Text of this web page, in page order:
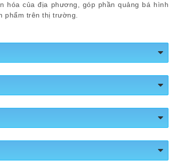
hóa của địa phương, góp phần quảng bá hình
phẩm trên thị trường.
trường (khối lượng thực tế được ghi rõ trên nhãn
chân khôngđể đảm bảo vệ sinh an toàn thực
quả, 10 quả/túi hoặc/hộptùy theo nhu cầu của
ngựa Hiếu Thu